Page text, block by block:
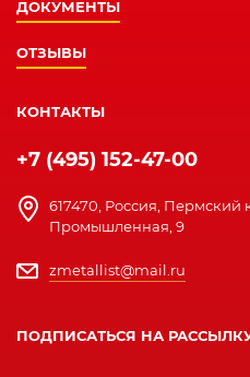
ДОКУМЕНТЫ
ОТЗЫВЫ
КОНТАКТЫ
+7 (495) 152-47-00
617470, Россия, Пермский
Промышленная, 9
zmetallist@mail.ru
ПОДПИСАТЬСЯ НА